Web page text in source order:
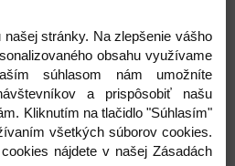
4,44 € ( bez DPH )
5,46 € - +
stránky. Na zlepšenie vášho
obsahu využívame
súhlasom nám umožníte
a prispôsobiť našu
Kliknutím na tlačidlo "Súhlasím"
všetkých súborov cookies.
nájdete v našej Zásadách